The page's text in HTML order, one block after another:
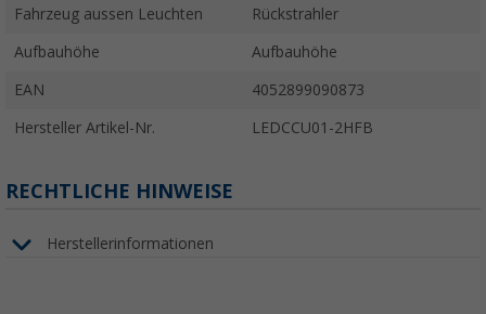
Fahrzeug aussen Leuchten Rückstrahler
Aufbauhöhe Aufbauhöhe
EAN 4052899090873
Hersteller Artikel-Nr. LEDCCU01-2HFB
RECHTLICHE HINWEISE
Herstellerinformationen